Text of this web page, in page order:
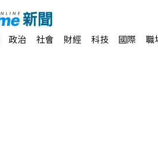
政治 社會 財經 科技 國際 職